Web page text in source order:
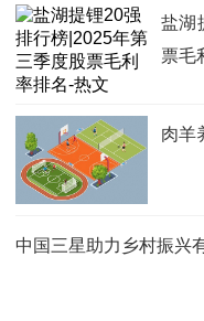
盐湖
票毛
肉羊
中国三星助力乡村振兴